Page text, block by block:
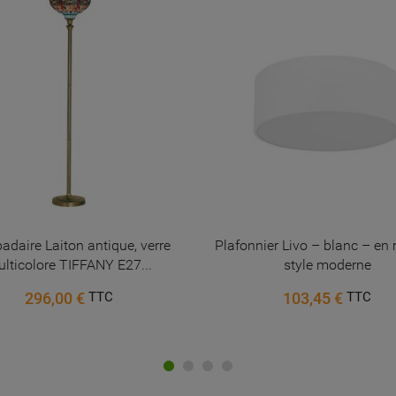
Livo – blanc – en métal –
style moderne
103,45 € TTC
Palma Petite lanterne